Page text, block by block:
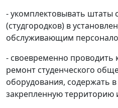
- укомплектовывать штаты
(студгородков) в
обслуживающим
- своевременно проводить
ремонт студенческого
оборудования, содержать
закрепленную территорию